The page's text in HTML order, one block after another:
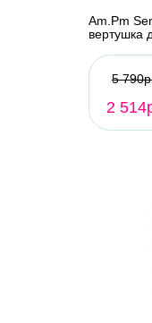
Am.Pm
вертушка
5
2